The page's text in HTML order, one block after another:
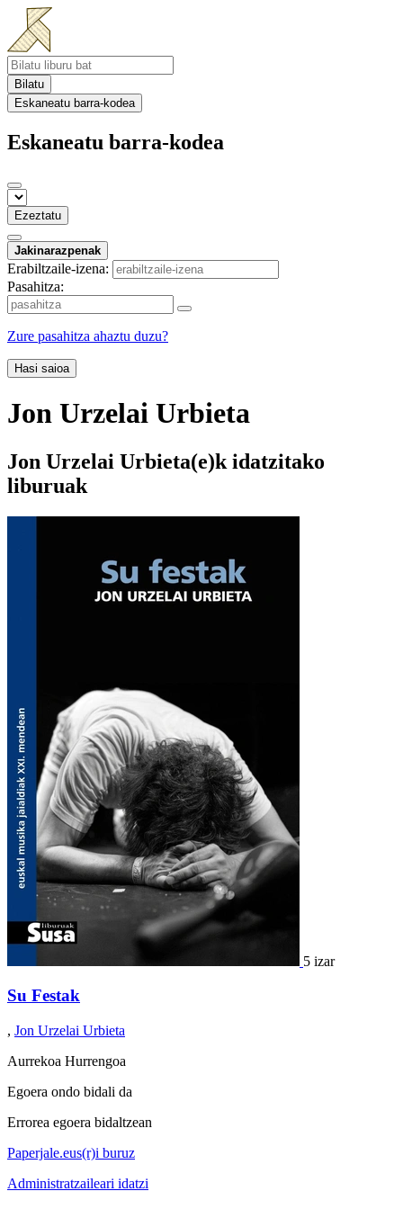
Bilatu
Eskaneatu barra-kodea
Eskaneatu barra-kodea
Ezeztatu
Jakinarazpenak
Erabiltzaile-izena:
Pasahitza:
Zure pasahitza ahaztu duzu?
Hasi saioa
Jon Urzelai Urbieta
Jon Urzelai Urbieta(e)k idatzitako
liburuak
5 izar
Su Festak
, Jon Urzelai Urbieta
Aurrekoa Hurrengoa
Egoera ondo bidali da
Errorea egoera bidaltzean
Paperjale.eus(r)i buruz
Administratzaileari idatzi